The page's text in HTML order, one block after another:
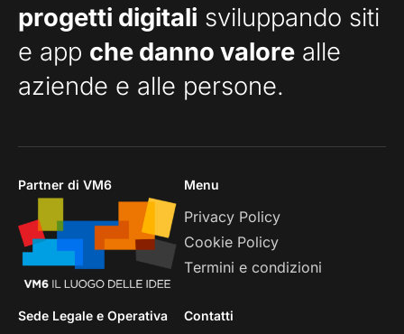
progetti digitali sviluppando siti
e app che danno valore alle
aziende e alle persone.
Partner di VM6 Menu
Privacy Policy
Cookie Policy
Termini e condizioni
Sede Legale e Operativa Contatti